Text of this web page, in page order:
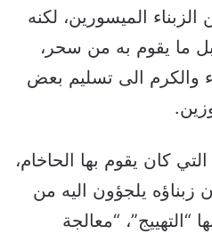
الميسورين، لكنه
ما يقوم به من سحر،
والكرم الى تسليم بعض
كان يقوم بها الحاخام،
زبناؤه يلجؤون اليه من
“التهييج”، “معالجة